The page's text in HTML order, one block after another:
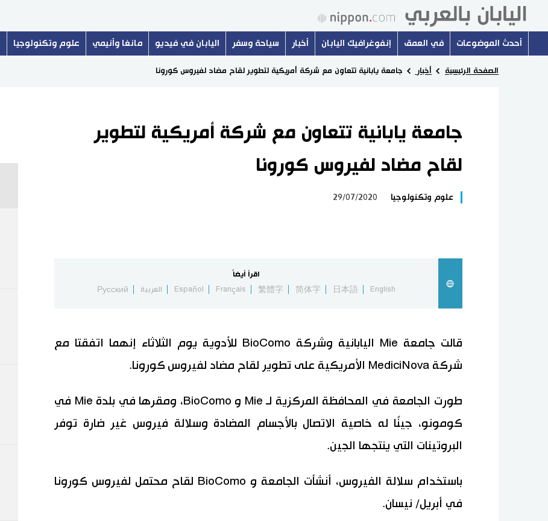
أحدث الموضوعات في العمق إنفوغرافيك اليابان أخبار سياحة وسفر اليابان في فيديو مانغا وأنيمي علوم وتكنولوجيا
الصفحة الرئيسية أخبار جامعة يابانية تتعاون مع شركة أمريكية لتطوير لقاح مضاد لفيروس كورونا
جامعة يابانية تتعاون مع شركة أمريكية لتطوير
لقاح مضاد لفيروس كورونا
علوم وتكنولوجيا 29/07/2020
اقرأ أيضاً
English
日本語
简体字
繁體字
Français
Español العربية Русский
قالت جامعة Mie اليابانية وشركة BioComo للأدوية يوم الثلاثاء إنهما اتفقتا مع
شركة MediciNova الأمريكية على تطوير لقاح مضاد لفيروس كورونا.
طورت الجامعة في المحافظة المركزية لـ Mie و BioComo، ومقرها في بلدة Mie في
كومونو، جينًا له خاصية الاتصال بالأجسام المضادة وسلالة فيروس غير ضارة توفر
البروتينات التي ينتجها الجين.
باستخدام سلالة الفيروس، أنشأت الجامعة و BioComo لقاح محتمل لفيروس كورونا
في أبريل/ نيسان.